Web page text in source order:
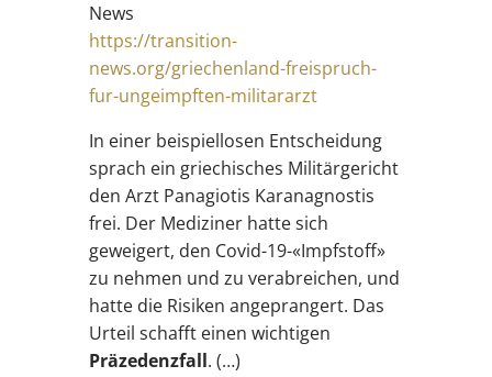
News
https://transition-
news.org/griechenland-freispruch-
fur-ungeimpften-militararzt
In einer beispiellosen Entscheidung
sprach ein griechisches Militärgericht
den Arzt Panagiotis Karanagnostis
frei. Der Mediziner hatte sich
geweigert, den Covid-19-«Impfstoff»
zu nehmen und zu verabreichen, und
hatte die Risiken angeprangert. Das
Urteil schafft einen wichtigen
Präzedenzfall. (…)